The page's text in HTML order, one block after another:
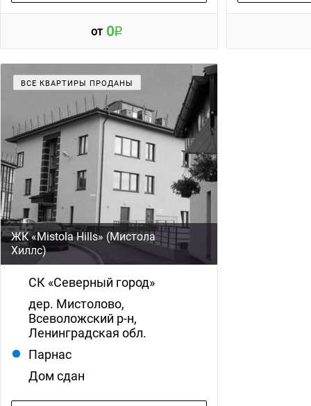
от 0
ВСЕ КВАРТИРЫ ПРОДАНЫ
ЖК «Mistola Hills» (Мистола
Хиллс)
СК «Северный город»
дер. Мистолово,
Всеволожский р-н,
Ленинградская обл.
Парнас
Дом сдан